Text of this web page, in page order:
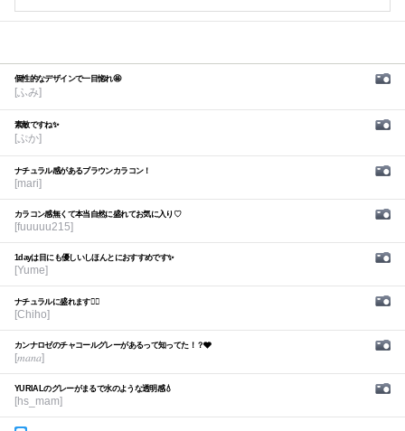
個性的なデザインで一目惚れ🤩
[ふみ]
素敵ですね✨
[ぷか]
ナチュラル感があるブラウンカラコン！
[mari]
カラコン感無くて本当自然に盛れてお気に入り♡
[fuuuuu215]
1dayは目にも優しいしほんとにおすすめです✨
[Yume]
ナチュラルに盛れます🙆‍♀️
[Chiho]
カンナロゼのチャコールグレーがあるって知ってた！？🩶
[𝑚𝑎𝑛𝑎]
YURIALのグレーがまるで水のような透明感💧
[hs_mam]